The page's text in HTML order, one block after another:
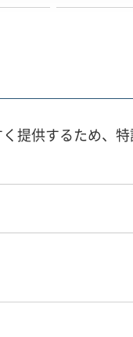
提供するため、